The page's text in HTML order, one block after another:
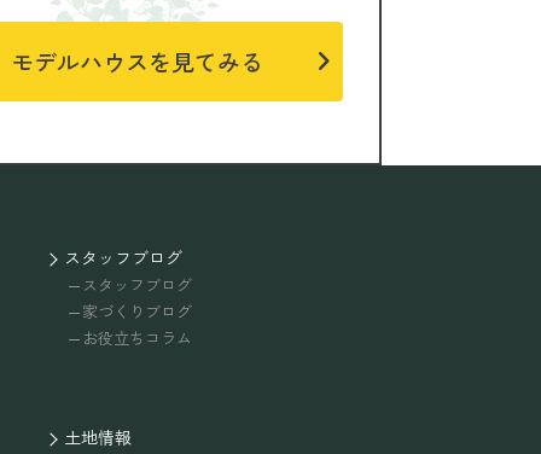
モデルハウスを見てみる
スタッフブログ
スタッフブログ
家づくりブログ
お役立ちコラム
土地情報